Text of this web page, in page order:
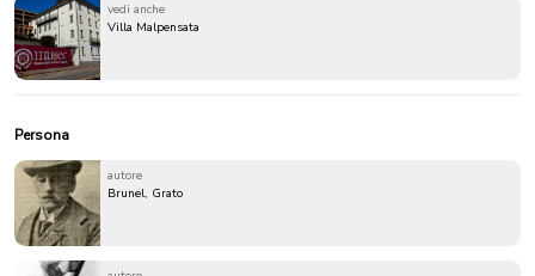
vedi anche
Villa Malpensata
Persona
autore
Brunel, Grato